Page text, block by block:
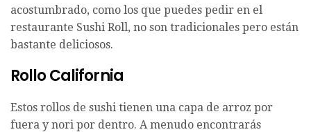
acostumbrado, como los que puedes pedir en el
restaurante Sushi Roll, no son tradicionales pero están
bastante deliciosos.
Rollo California
Estos rollos de sushi tienen una capa de arroz por
fuera y nori por dentro. A menudo encontrarás